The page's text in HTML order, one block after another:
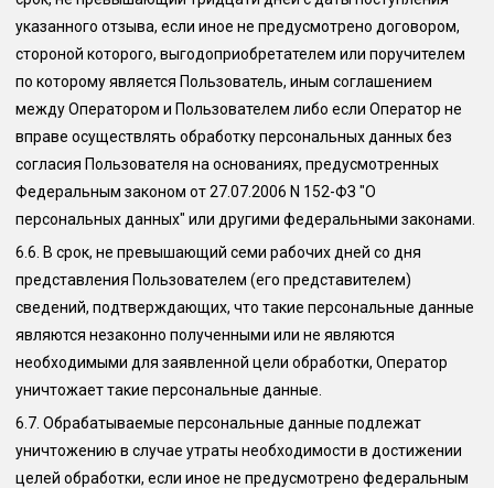
указанного отзыва, если иное не предусмотрено договором,
стороной которого, выгодоприобретателем или поручителем
по которому является Пользователь, иным соглашением
между Оператором и Пользователем либо если Оператор не
вправе осуществлять обработку персональных данных без
согласия Пользователя на основаниях, предусмотренных
Федеральным законом от 27.07.2006 N 152-ФЗ "О
персональных данных" или другими федеральными законами.
6.6. В срок, не превышающий семи рабочих дней со дня
представления Пользователем (его представителем)
сведений, подтверждающих, что такие персональные данные
являются незаконно полученными или не являются
необходимыми для заявленной цели обработки, Оператор
уничтожает такие персональные данные.
6.7. Обрабатываемые персональные данные подлежат
уничтожению в случае утраты необходимости в достижении
целей обработки, если иное не предусмотрено федеральным